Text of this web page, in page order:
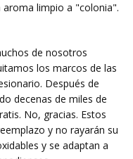
limpio a "colonia".
de nosotros
los marcos de las
Después de
decenas de miles de
No, gracias. Estos
y no rayarán su
y se adaptan a